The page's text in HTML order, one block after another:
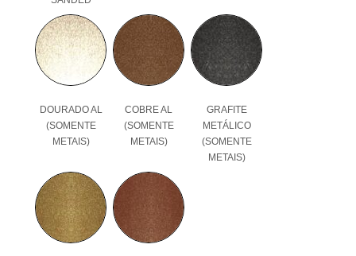
DOURADO AL
(SOMENTE
METAIS)
COBRE AL
(SOMENTE
METAIS)
GRAFITE
METÁLICO
(SOMENTE
METAIS)